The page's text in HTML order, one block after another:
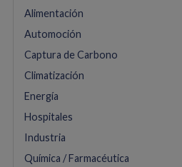
Alimentación
Automoción
Captura de Carbono
Climatización
Energía
Hospitales
Industria
Química / Farmacéutica